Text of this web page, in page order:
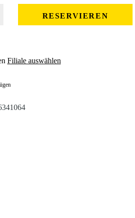
RESERVIEREN
Filiale auswählen